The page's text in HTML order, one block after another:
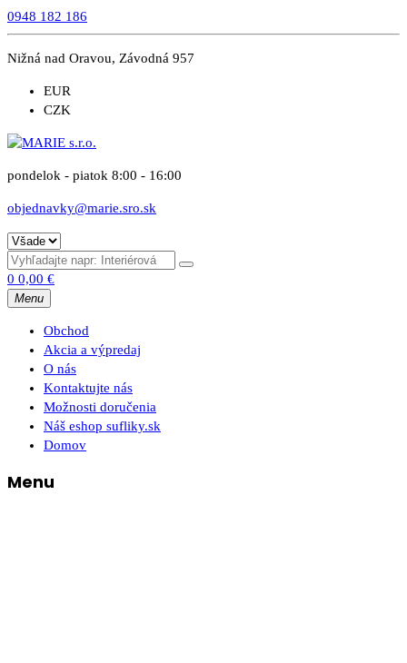
0948 182 186
Nižná nad Oravou, Závodná 957
EUR
CZK
pondelok - piatok 8:00 - 16:00
objednavky@marie.sro.sk
0 0,00 €
Menu
Obchod
Akcia a výpredaj
O nás
Kontaktujte nás
Možnosti doručenia
Náš eshop sufliky.sk
Domov
Menu